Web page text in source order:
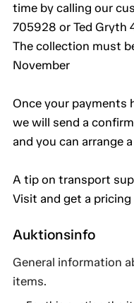
time by calling our
705928 or Ted Gryth
The collection must
November
Once your payments
we will send a
and you can arrange
A tip on transport
Visit and get a pricing
Auktionsinfo
General information
items.